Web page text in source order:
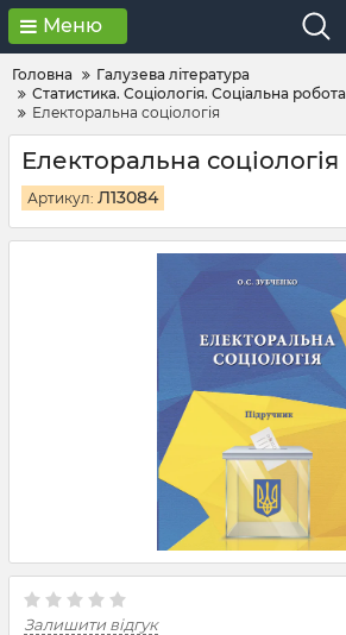
Меню
Головна
Галузева література
Статистика. Соціологія. Соціальна робота
Електоральна соціологія
Електоральна соціологія
Артикул: Л13084
Залишити відгук